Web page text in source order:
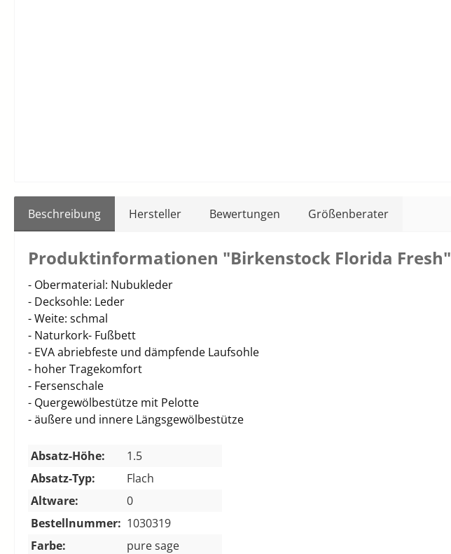
Beschreibung Hersteller Bewertungen Größenberater
Produktinformationen "Birkenstock Florida Fresh"
- Obermaterial: Nubukleder
- Decksohle: Leder
- Weite: schmal
- Naturkork- Fußbett
- EVA abriebfeste und dämpfende Laufsohle
- hoher Tragekomfort
- Fersenschale
- Quergewölbestütze mit Pelotte
- äußere und innere Längsgewölbestütze
Absatz-Höhe:
1.5
Absatz-Typ:
Flach
Altware:
0
Bestellnummer: 1030319
Farbe:
pure sage